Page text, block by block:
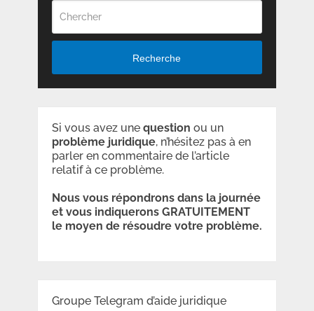
Recherche
Si vous avez une question ou un
problème juridique, n’hésitez pas à en
parler en commentaire de l’article
relatif à ce problème.
Nous vous répondrons dans la journée
et vous indiquerons GRATUITEMENT
le moyen de résoudre votre problème.
Groupe Telegram d’aide juridique